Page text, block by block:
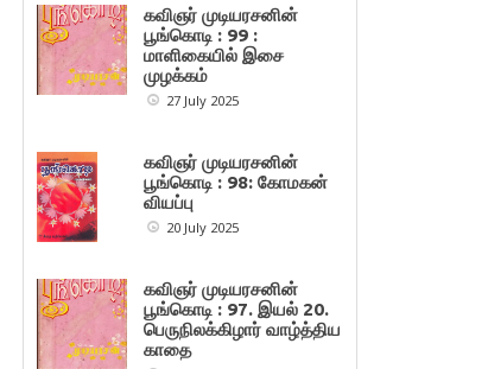
கவிஞர் முடியரசனின்
பூங்கொடி : 99 :
மாளிகையில் இசை
முழக்கம்
27 July 2025
கவிஞர் முடியரசனின்
பூங்கொடி : 98: கோமகன்
வியப்பு
20 July 2025
கவிஞர் முடியரசனின்
பூங்கொடி : 97. இயல் 20.
பெருநிலக்கிழார் வாழ்த்திய
காதை